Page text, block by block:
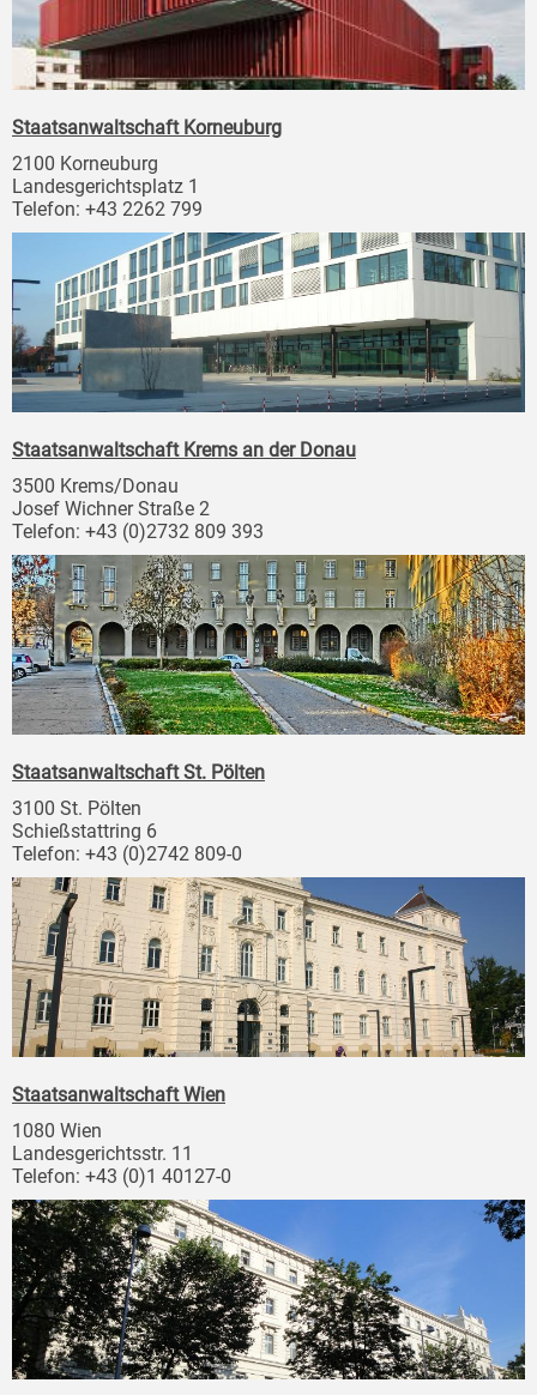
Staatsanwaltschaft Korneuburg
2100 Korneuburg
Landesgerichtsplatz 1
Telefon: +43 2262 799
Staatsanwaltschaft Krems an der Donau
3500 Krems/Donau
Josef Wichner Straße 2
Telefon: +43 (0)2732 809 393
Staatsanwaltschaft St. Pölten
3100 St. Pölten
Schießstattring 6
Telefon: +43 (0)2742 809-0
Staatsanwaltschaft Wien
1080 Wien
Landesgerichtsstr. 11
Telefon: +43 (0)1 40127-0